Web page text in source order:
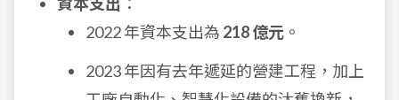
2022 年資本支出為 218 億元 。
2023 年因有去年遞延的營建工程，加上